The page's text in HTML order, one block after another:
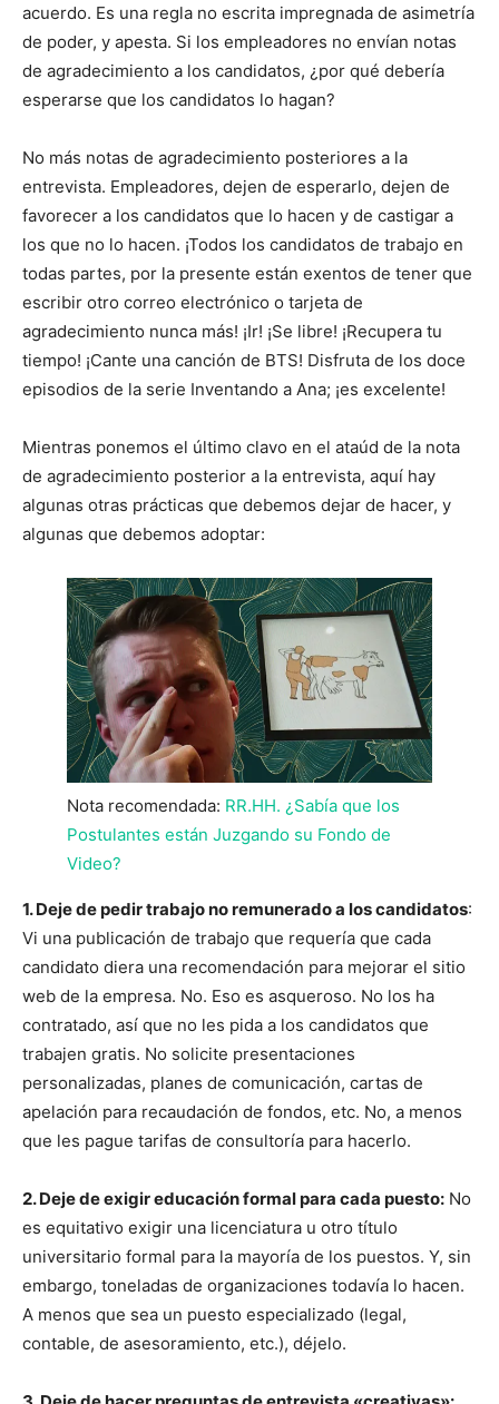
acuerdo. Es una regla no escrita impregnada de asimetría
de poder, y apesta. Si los empleadores no envían notas
de agradecimiento a los candidatos, ¿por qué debería
esperarse que los candidatos lo hagan?
No más notas de agradecimiento posteriores a la
entrevista. Empleadores, dejen de esperarlo, dejen de
favorecer a los candidatos que lo hacen y de castigar a
los que no lo hacen. ¡Todos los candidatos de trabajo en
todas partes, por la presente están exentos de tener que
escribir otro correo electrónico o tarjeta de
agradecimiento nunca más! ¡Ir! ¡Se libre! ¡Recupera tu
tiempo! ¡Cante una canción de BTS! Disfruta de los doce
episodios de la serie Inventando a Ana; ¡es excelente!
Mientras ponemos el último clavo en el ataúd de la nota
de agradecimiento posterior a la entrevista, aquí hay
algunas otras prácticas que debemos dejar de hacer, y
algunas que debemos adoptar:
Nota recomendada: RR.HH. ¿Sabía que los
Postulantes están Juzgando su Fondo de
Video?
1. Deje de pedir trabajo no remunerado a los candidatos:
Vi una publicación de trabajo que requería que cada
candidato diera una recomendación para mejorar el sitio
web de la empresa. No. Eso es asqueroso. No los ha
contratado, así que no les pida a los candidatos que
trabajen gratis. No solicite presentaciones
personalizadas, planes de comunicación, cartas de
apelación para recaudación de fondos, etc. No, a menos
que les pague tarifas de consultoría para hacerlo.
2. Deje de exigir educación formal para cada puesto: No
es equitativo exigir una licenciatura u otro título
universitario formal para la mayoría de los puestos. Y, sin
embargo, toneladas de organizaciones todavía lo hacen.
A menos que sea un puesto especializado (legal,
contable, de asesoramiento, etc.), déjelo.